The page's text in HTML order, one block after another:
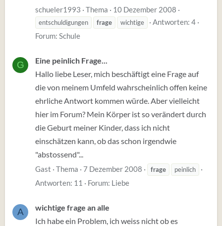
schueler1993 Thema 10 Dezember 2008
entschuldigungen frage wichtige
Antworten: 4
Forum: Schule
G
Eine peinlich Frage...
Hallo liebe Leser, mich beschäftigt eine Frage auf
die von meinem Umfeld wahrscheinlich offen keine
ehrliche Antwort kommen würde. Aber vielleicht
hier im Forum? Mein Körper ist so verändert durch
die Geburt meiner Kinder, dass ich nicht
einschätzen kann, ob das schon irgendwie
"abstossend"...
Gast Thema 7 Dezember 2008 frage peinlich
Antworten: 11 Forum: Liebe
A
wichtige frage an alle
Ich habe ein Problem, ich weiss nicht ob es